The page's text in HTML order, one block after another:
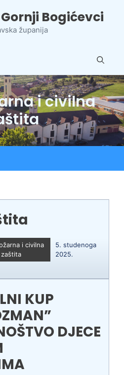
Bogićevci
županija
i civilna
i civilna
zaštita
5. studenoga
2025.
KUP
DJECE